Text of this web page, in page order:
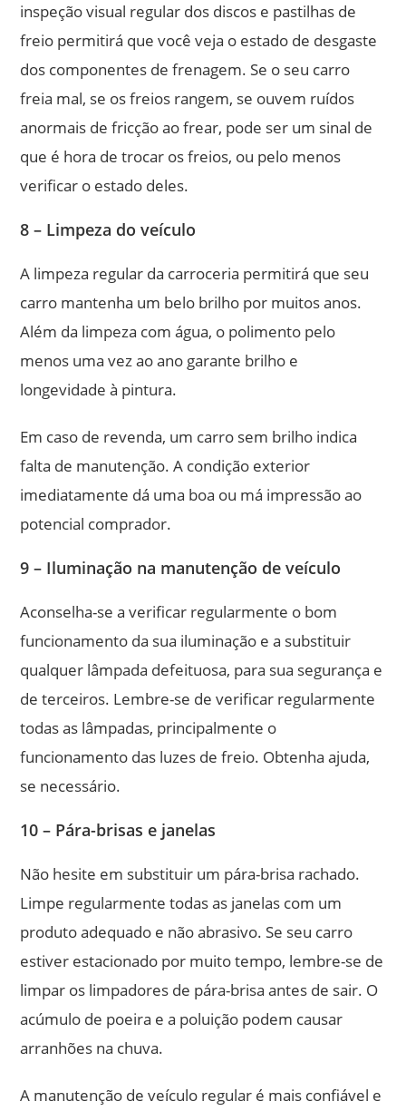
inspeção visual regular dos discos e pastilhas de
freio permitirá que você veja o estado de desgaste
dos componentes de frenagem. Se o seu carro
freia mal, se os freios rangem, se ouvem ruídos
anormais de fricção ao frear, pode ser um sinal de
que é hora de trocar os freios, ou pelo menos
verificar o estado deles.
8 – Limpeza do veículo
A limpeza regular da carroceria permitirá que seu
carro mantenha um belo brilho por muitos anos.
Além da limpeza com água, o polimento pelo
menos uma vez ao ano garante brilho e
longevidade à pintura.
Em caso de revenda, um carro sem brilho indica
falta de manutenção. A condição exterior
imediatamente dá uma boa ou má impressão ao
potencial comprador.
9 – Iluminação na manutenção de veículo
Aconselha-se a verificar regularmente o bom
funcionamento da sua iluminação e a substituir
qualquer lâmpada defeituosa, para sua segurança e
de terceiros. Lembre-se de verificar regularmente
todas as lâmpadas, principalmente o
funcionamento das luzes de freio. Obtenha ajuda,
se necessário.
10 – Pára-brisas e janelas
Não hesite em substituir um pára-brisa rachado.
Limpe regularmente todas as janelas com um
produto adequado e não abrasivo. Se seu carro
estiver estacionado por muito tempo, lembre-se de
limpar os limpadores de pára-brisa antes de sair. O
acúmulo de poeira e a poluição podem causar
arranhões na chuva.
A manutenção de veículo regular é mais confiável e